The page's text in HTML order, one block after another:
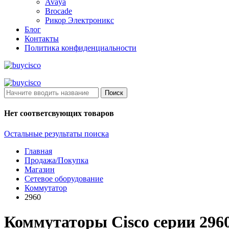
Avaya
Brocade
Рикор Электроникс
Блог
Контакты
Политика конфиденциальности
Поиск
Нет соответсвующих товаров
Остальные результаты поиска
Главная
Продажа/Покупка
Магазин
Сетевое оборудование
Коммутатор
2960
Коммутаторы Cisco серии